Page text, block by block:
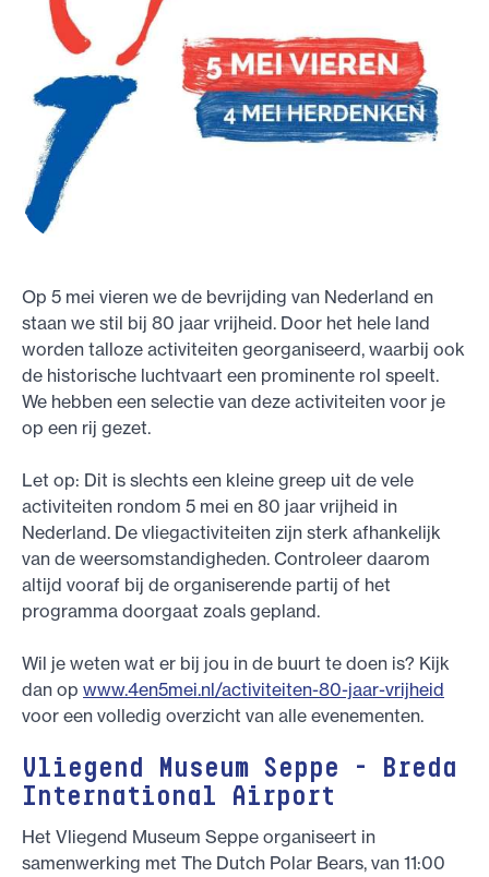
Op 5 mei vieren we de bevrijding van Nederland en
staan we stil bij 80 jaar vrijheid. Door het hele land
worden talloze activiteiten georganiseerd, waarbij ook
de historische luchtvaart een prominente rol speelt.
We hebben een selectie van deze activiteiten voor je
op een rij gezet.
Let op: Dit is slechts een kleine greep uit de vele
activiteiten rondom 5 mei en 80 jaar vrijheid in
Nederland. De vliegactiviteiten zijn sterk afhankelijk
van de weersomstandigheden. Controleer daarom
altijd vooraf bij de organiserende partij of het
programma doorgaat zoals gepland.
Wil je weten wat er bij jou in de buurt te doen is? Kijk
dan op www.4en5mei.nl/activiteiten-80-jaar-vrijheid
voor een volledig overzicht van alle evenementen.
Vliegend Museum Seppe - Breda
International Airport
Het Vliegend Museum Seppe organiseert in
samenwerking met The Dutch Polar Bears, van 11:00